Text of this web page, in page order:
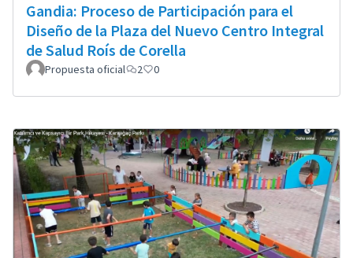
Gandia: Proceso de Participación para el
Diseño de la Plaza del Nuevo Centro Integral
de Salud Roís de Corella
Propuesta oficial 2 0